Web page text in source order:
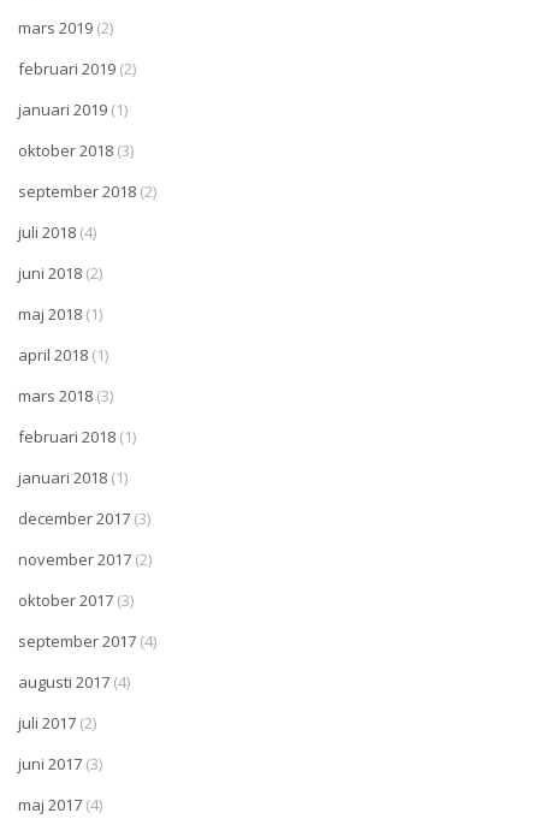
mars 2019 (2)
februari 2019 (2)
januari 2019 (1)
oktober 2018 (3)
september 2018 (2)
juli 2018 (4)
juni 2018 (2)
maj 2018 (1)
april 2018 (1)
mars 2018 (3)
februari 2018 (1)
januari 2018 (1)
december 2017 (3)
november 2017 (2)
oktober 2017 (3)
september 2017 (4)
augusti 2017 (4)
juli 2017 (2)
juni 2017 (3)
maj 2017 (4)